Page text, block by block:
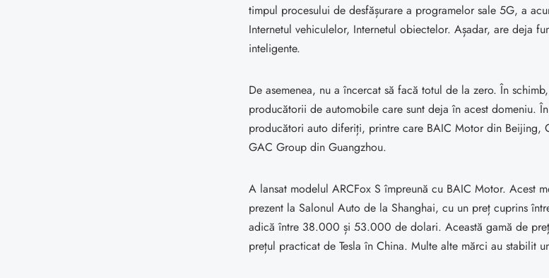
timpul procesului de desfășurare a programelor sale 5G, a
Internetul vehiculelor, Internetul obiectelor. Așadar, are deja
inteligente.
De asemenea, nu a încercat să facă totul de la zero. În
producătorii de automobile care sunt deja în acest domeniu.
producători auto diferiți, printre care BAIC Motor din Beijing,
GAC Group din Guangzhou.
A lansat modelul ARCFox S împreună cu BAIC Motor. Acest
prezent la Salonul Auto de la Shanghai, cu un preț cuprins
adică între 38.000 și 53.000 de dolari. Această gamă de
prețul practicat de Tesla în China. Multe alte mărci au stabilit